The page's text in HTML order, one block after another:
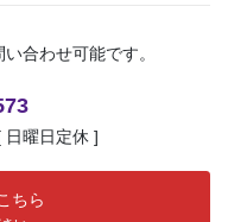
合わせ可能です。
曜日定休 ]
ちら